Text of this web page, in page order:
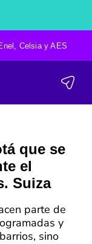
Celsia y AES
que se
el
Suiza
parte de
y
sino